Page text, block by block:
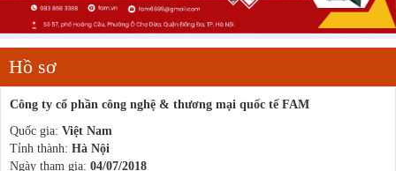
Hồ sơ
Công ty cổ phần công nghệ & thương mại quốc tế FAM
Quốc gia: Việt Nam
Tỉnh thành: Hà Nội
Ngày tham gia: 04/07/2018